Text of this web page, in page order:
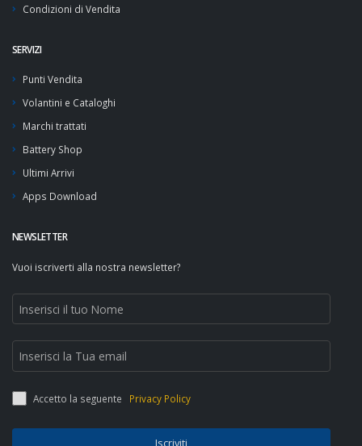
Condizioni di Vendita
SERVIZI
Punti Vendita
Volantini e Cataloghi
Marchi trattati
Battery Shop
Ultimi Arrivi
Apps Download
NEWSLETTER
Vuoi iscriverti alla nostra newsletter?
Accetto la seguente Privacy Policy
Iscriviti